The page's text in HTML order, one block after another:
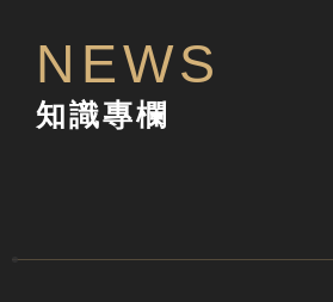
知識專欄